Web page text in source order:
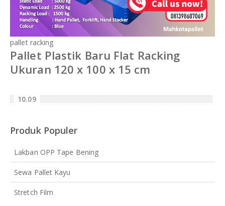
pallet racking
Pallet Plastik Baru Flat Racking
Ukuran 120 x 100 x 15 cm
10.09
Produk Populer
Lakban OPP Tape Bening
Sewa Pallet Kayu
Stretch Film